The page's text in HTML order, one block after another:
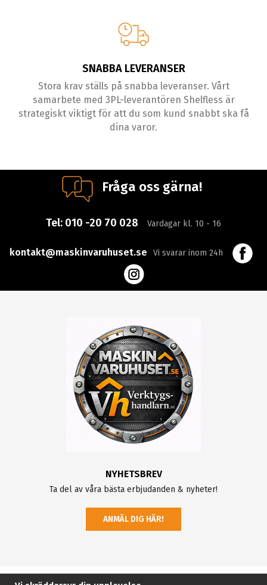
SNABBA LEVERANSER
Stora krav ställs på snabba leveranser. Vårt
samarbete med 3PL-leverantören Shelfless är
strategiskt viktigt för att du som kund snabbt ska få
dina varor.
Fråga oss gärna!
Tel: 010 -20 70 028 Vardagar kl. 10 - 16
kontakt@maskinvaruhuset.se Vi svarar inom 24h
NYHETSBREV
Ta del av våra bästa erbjudanden & nyheter!
ANMÄL DIG HÄR!